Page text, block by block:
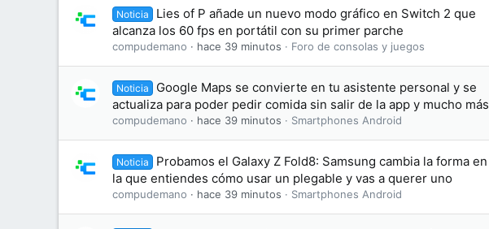
Noticia
Lies of P añade un nuevo modo gráfico en Switch 2 que
alcanza los 60 fps en portátil con su primer parche
compudemano hace 39 minutos Foro de consolas y juegos
Noticia
Google Maps se convierte en tu asistente personal y se
actualiza para poder pedir comida sin salir de la app y mucho más
compudemano hace 39 minutos Smartphones Android
Noticia
Probamos el Galaxy Z Fold8: Samsung cambia la forma en
la que entiendes cómo usar un plegable y vas a querer uno
compudemano hace 39 minutos Smartphones Android